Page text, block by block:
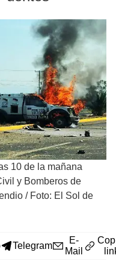
10 de la mañana
y Bomberos de
/ Foto: El Sol de
Telegram
E-
Mail